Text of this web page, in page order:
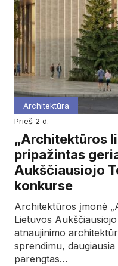
Architektūra
prieš 2 d.
„Architektūros
pripažintas
Aukščiausiojo
konkurse
Architektūros įmonė
Lietuvos
atnaujinimo
sprendimu,
parengtas…